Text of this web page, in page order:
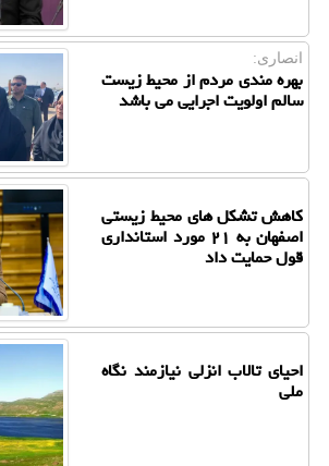
انصاری:
بهره مندی مردم از محیط زیست
سالم اولویت اجرایی می باشد
کاهش تشکل های محیط زیستی
اصفهان به ۲۱ مورد استانداری
قول حمایت داد
احیای تالاب انزلی نیازمند نگاه
ملی